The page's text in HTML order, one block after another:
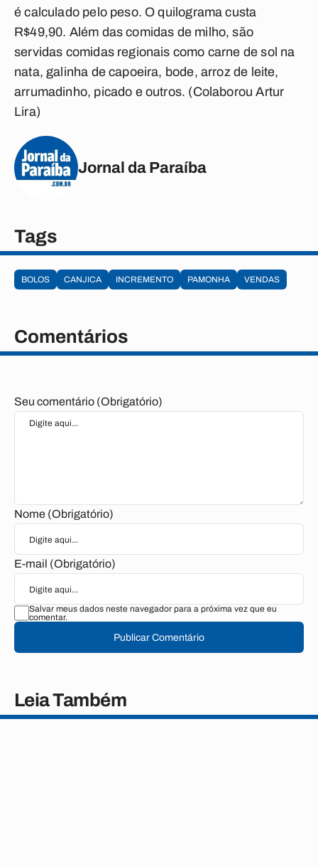
é calculado pelo peso. O quilograma custa
R$49,90. Além das comidas de milho, são
servidas comidas regionais como carne de sol na
nata, galinha de capoeira, bode, arroz de leite,
arrumadinho, picado e outros. (Colaborou Artur
Lira)
Jornal da Paraíba
Tags
BOLOS CANJICA INCREMENTO PAMONHA VENDAS
Comentários
Seu comentário (Obrigatório)
Nome (Obrigatório)
E-mail (Obrigatório)
Salvar meus dados neste navegador para a próxima vez que eu
comentar.
Publicar Comentário
Leia Também